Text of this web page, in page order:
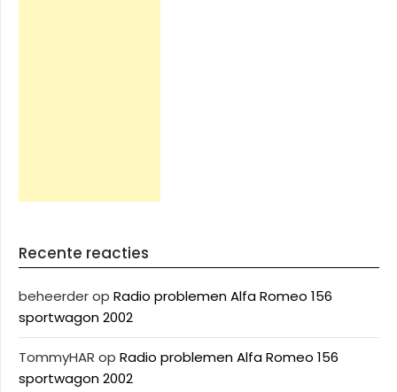
Recente reacties
beheerderop Radio problemen Alfa Romeo 156
sportwagon 2002
TommyHAR op Radio problemen Alfa Romeo 156
sportwagon 2002